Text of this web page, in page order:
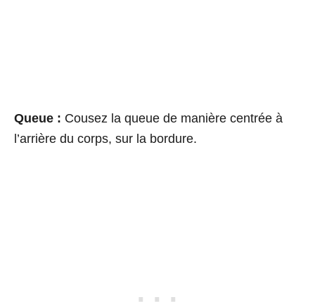
Queue : Cousez la queue de manière centrée à
l’arrière du corps, sur la bordure.